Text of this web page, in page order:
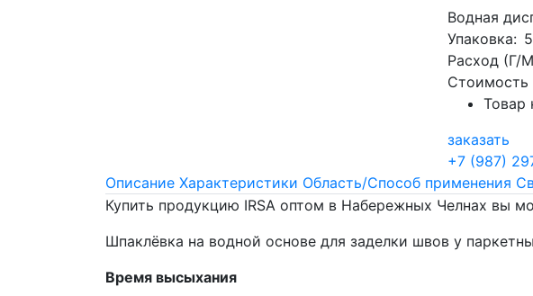
Водная
Упаковка:
Расход (Г/
Стоимость
Товар
заказать
+7 (987)
Описание Характеристики Область/Способ применения
Купить продукцию IRSA оптом в Набережных Челнах вы
Шпаклёвка на водной основе для заделки швов у
Время высыхания